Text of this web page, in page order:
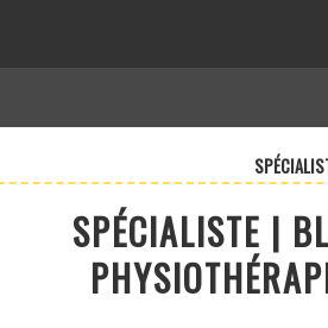
SPÉCIALISTE |